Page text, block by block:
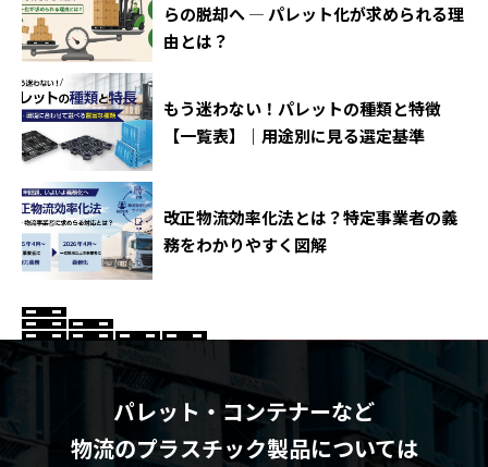
らの脱却へ ― パレット化が求められる理
由とは？
もう迷わない！パレットの種類と特徴
【一覧表】｜用途別に見る選定基準
改正物流効率化法とは？特定事業者の義
務をわかりやすく図解
パレット・コンテナーなど
物流のプラスチック製品については